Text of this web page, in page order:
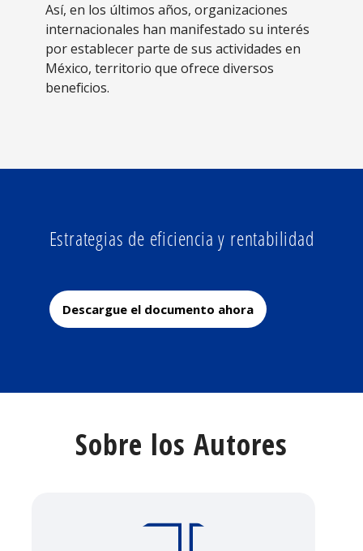
Así, en los últimos años, organizaciones
internacionales han manifestado su interés
por establecer parte de sus actividades en
México, territorio que ofrece diversos
beneficios.
Estrategias de eficiencia y rentabilidad
Descargue el documento ahora
Sobre los Autores